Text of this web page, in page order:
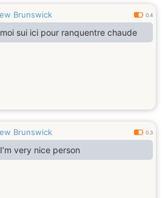
Brunswick 0.4
moi sui ici pour ranquentre chaude
Brunswick 0.3
I’m very nice person